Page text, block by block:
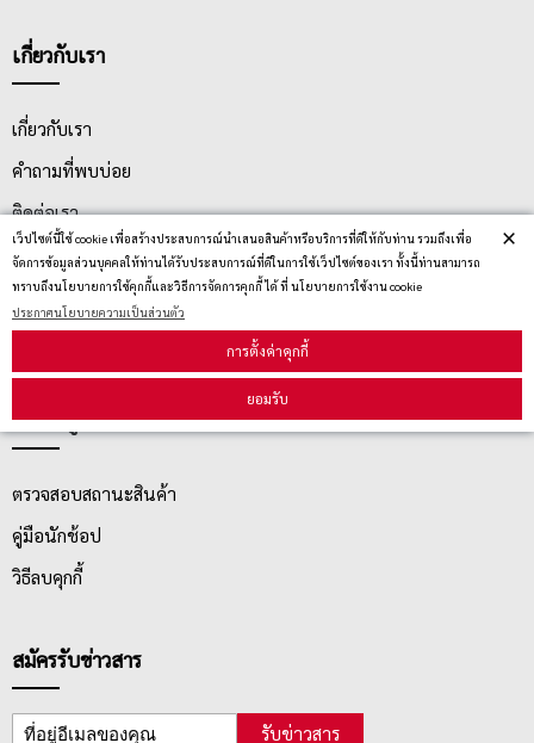
เว็ปไซต์นี้ใช้ cookie เพื่อสร้างประสบการณ์นำเสนอสินค้าหรือบริการที่ดีให้กับท่าน รวมถึงเพื่อ
จัดการข้อมูลส่วนบุคคลให้ท่านได้รับประสบการณ์ที่ดีในการใช้เว็ปไซต์ของเรา ทั้งนี้ท่านสามารถ
ทราบถึงนโยบายการใช้คุกกี้และวิธีการจัดการคุกกี้ ได้ ที่ นโยบายการใช้งาน cookie
ประกาศนโยบายความเป็นส่วนตัว
การตั้งค่าคุกกี้
ยอมรับ
×
เกี่ยวกับเรา
เกี่ยวกับเรา
คำถามที่พบบ่อย
ติดต่อเรา
ประกาศนโยบายความเป็นส่วนตัว
นโยบายการจัดส่ง
นโยบายการเปลี่ยน/คืน สินค้า
บริการลูกค้า
ตรวจสอบสถานะสินค้า
คู่มือนักช้อป
วิธีลบคุกกี้
สมัครรับข่าวสาร
รับข่าวสาร